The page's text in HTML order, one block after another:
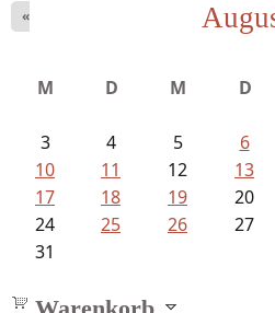
«
M D M D
3
4 5 6
10
11 12 13
17
18 19 20
24
25 26 27
31